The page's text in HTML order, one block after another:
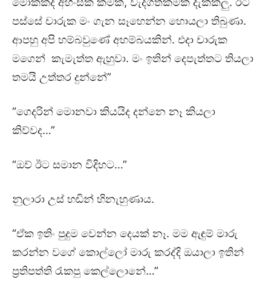
පස්සේ චාරුක මං ගැන සෑහෙන්න හොයලා තිබුණා.
ආපහු අපි හම්බවුණේ අහම්බයකින්. එදා චාරුක
මගෙන් කැමැත්ත ඇහුවා. මං ඉතින් දෙපැත්තට තියලා
තමයි උත්තර දුන්නේ”
“ගෙදරින් මොනවා කියයිද දන්නෙ නෑ කියලා
කිව්වද…”
“ඔව් ඊට සමාන විදිහට…”
නුලාරා උස් හඬින් හිනැහුණාය.
“ඒක ඉතිං පුදුම වෙන්න දෙයක් නෑ. මම ඇඳුම් මාරු
කරන්න වගේ කොල්ලෝ මාරු කරද්දි ඔයාලා ඉතින්
ප්‍රතිපත්ති රැකපු කෙල්ලොනේ…”